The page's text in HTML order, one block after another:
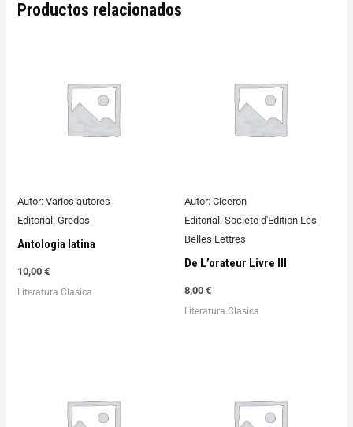
Productos relacionados
Autor: Varios autores
Editorial: Gredos
Antologia latina
10,00€
Literatura Clasica
Autor: Ciceron
Editorial: Societe d'Edition Les
Belles Lettres
De L’orateur Livre III
8,00 €
Literatura Clasica